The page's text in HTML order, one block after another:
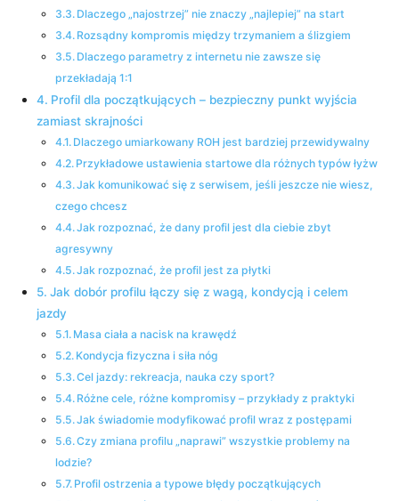
Dlaczego „najostrzej” nie znaczy „najlepiej” na start
Rozsądny kompromis między trzymaniem a ślizgiem
Dlaczego parametry z internetu nie zawsze się
przekładają 1:1
Profil dla początkujących – bezpieczny punkt wyjścia
zamiast skrajności
Dlaczego umiarkowany ROH jest bardziej przewidywalny
Przykładowe ustawienia startowe dla różnych typów łyżw
Jak komunikować się z serwisem, jeśli jeszcze nie wiesz,
czego chcesz
Jak rozpoznać, że dany profil jest dla ciebie zbyt
agresywny
Jak rozpoznać, że profil jest za płytki
Jak dobór profilu łączy się z wagą, kondycją i celem
jazdy
Masa ciała a nacisk na krawędź
Kondycja fizyczna i siła nóg
Cel jazdy: rekreacja, nauka czy sport?
Różne cele, różne kompromisy – przykłady z praktyki
Jak świadomie modyfikować profil wraz z postępami
Czy zmiana profilu „naprawi” wszystkie problemy na
lodzie?
Profil ostrzenia a typowe błędy początkujących